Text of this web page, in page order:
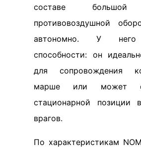
составе большой
противовоздушной
автономно. У него
способности: он
для сопровождения
марше или может
стационарной позиции
врагов.
По характеристикам